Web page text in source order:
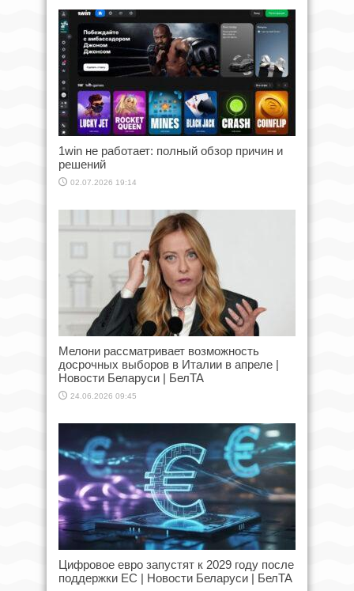
1win не работает: полный обзор причин и
решений
02.07.2026 19:14
Мелони рассматривает возможность
досрочных выборов в Италии в апреле |
Новости Беларуси | БелТА
24.06.2026 09:45
Цифровое евро запустят к 2029 году после
поддержки ЕС | Новости Беларуси | БелТА